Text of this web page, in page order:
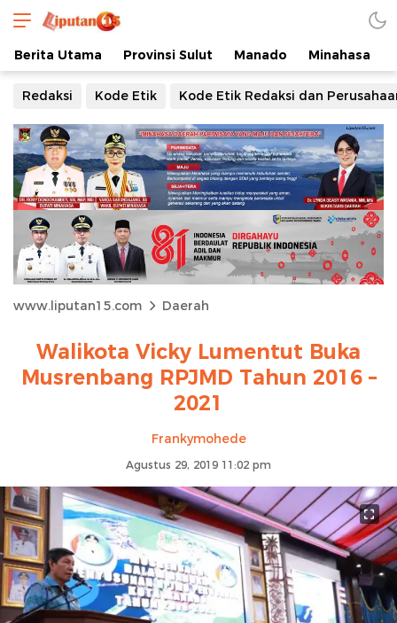
Berita Utama Provinsi Sulut Manado Minahasa
Redaksi Kode Etik Kode Etik Redaksi dan
www.liputan15.com Daerah
Walikota Vicky Lumentut Buka
Musrenbang RPJMD Tahun 2016 –
2021
Frankymohede
Agustus 29, 2019 11:02 pm